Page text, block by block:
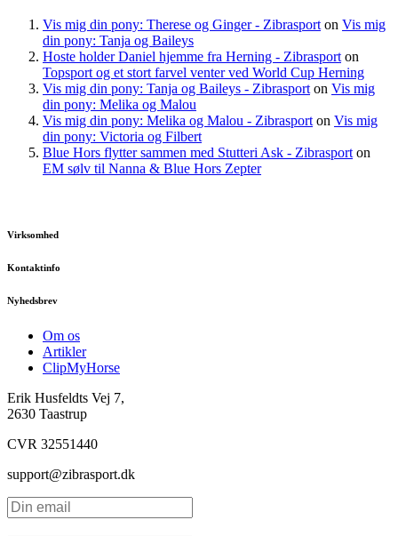
Vis mig din pony: Therese og Ginger - Zibrasport on Vis mig
din pony: Tanja og Baileys
Hoste holder Daniel hjemme fra Herning - Zibrasport on
Topsport og et stort farvel venter ved World Cup Herning
Vis mig din pony: Tanja og Baileys - Zibrasport on Vis mig
din pony: Melika og Malou
Vis mig din pony: Melika og Malou - Zibrasport on Vis mig
din pony: Victoria og Filbert
Blue Hors flytter sammen med Stutteri Ask - Zibrasport on
EM sølv til Nanna & Blue Hors Zepter
Virksomhed
Kontaktinfo
Nyhedsbrev
Om os
Artikler
ClipMyHorse
Erik Husfeldts Vej 7,
2630 Taastrup
CVR 32551440
support@zibrasport.dk